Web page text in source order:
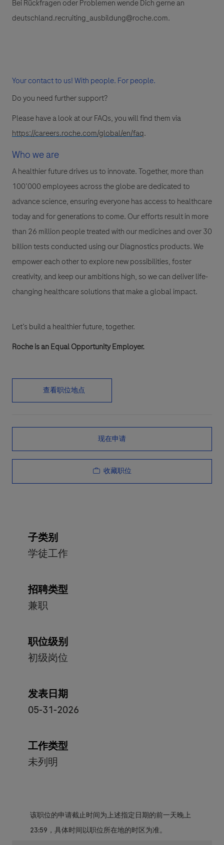
Bei Rückfragen oder Problemen wende Dich gerne an
deutschland.recruiting_ausbildung@roche.com.
Your contact to us! With people. For people.
Do you need further support?
Please have a look at our FAQs, you will find them via
https://careers.roche.com/global/en/faq.
Who we are
A healthier future drives us to innovate. Together, more than
100’000 employees across the globe are dedicated to
advance science, ensuring everyone has access to healthcare
today and for generations to come. Our efforts result in more
than 26 million people treated with our medicines and over 30
billion tests conducted using our Diagnostics products. We
empower each other to explore new possibilities, foster
creativity, and keep our ambitions high, so we can deliver life-
changing healthcare solutions that make a global impact.
Let’s build a healthier future, together.
Roche is an Equal Opportunity Employer.
查看职位地点
现在申请
收藏职位
子类别
学徒工作
招聘类型
兼职
职位级别
初级岗位
发表日期
05-31-2026
工作类型
未列明
该职位的申请截止时间为上述指定日期的前一天晚上
23:59，具体时间以职位所在地的时区为准。